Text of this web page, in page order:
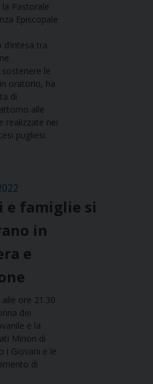
la Pastorale
Episcopale
tra
sostenere le
oratorio, ha
di
alle
realizzate nei
pugliesi.
e famiglie si
in
e
ore 21.30
dei
e la
Minori di
i Giovani e le
di